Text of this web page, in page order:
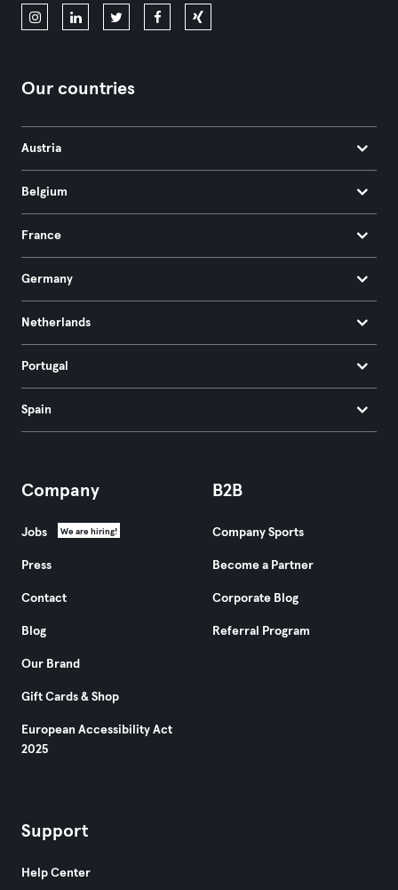
Our countries
Austria
Belgium
France
Germany
Netherlands
Portugal
Spain
Company
Jobs We are hiring!
Press
Contact
Blog
Our Brand
Gift Cards & Shop
European Accessibility Act
2025
B2B
Company Sports
Become a Partner
Corporate Blog
Referral Program
Support
Help Center